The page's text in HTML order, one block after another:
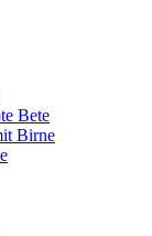
Bete
Birne